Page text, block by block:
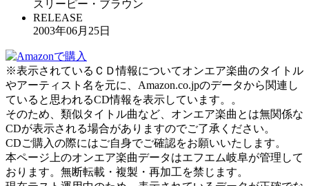
スリーピー・ブラウン
RELEASE
2003年06月25日
※表示されているＣＤ情報についてオンエア楽曲のタイトル
やアーティスト名を元に、Amazon.co.jpのデータから関連し
ていると思われるCD情報を表示しています。。
そのため、類似タイトル曲など、オンエア楽曲とは無関係な
CDが表示される場合がありますのでご了承ください。
CDご購入の際にはご自身でご確認をお願いいたします。
本ページ上のオンエア楽曲データはエフエム岐阜が管理して
おります。無断転載・複製・再加工を禁じます。